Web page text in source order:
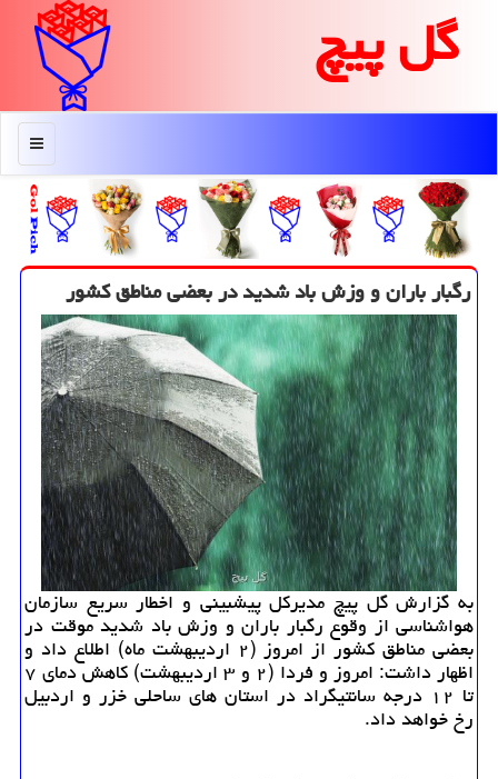
گل پیچ
منو
رگبار باران و وزش باد شدید در بعضی مناطق كشور
به گزارش گل پیچ مدیرکل پیشبینی و اخطار سریع سازمان
هواشناسی از وقوع رگبار باران و وزش باد شدید موقت در
بعضی مناطق کشور از امروز (۲ اردیبهشت ماه) اطلاع داد و
اظهار داشت: امروز و فردا (۲ و ۳ اردیبهشت) کاهش دمای ۷
تا ۱۲ درجه سانتیگراد در استان های ساحلی خزر و اردبیل
رخ خواهد داد.